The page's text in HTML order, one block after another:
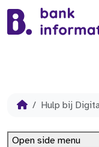
Hulp bij
Open side menu